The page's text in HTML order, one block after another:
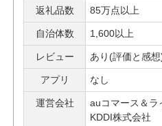
返礼品数
85万点以上
自治体数 1,600以上
レビュー あり(評価と感想
アプリ なし
運営会社
auコマース＆ラ
KDDI株式会社